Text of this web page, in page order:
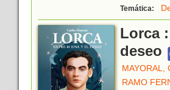
Temática:
Lorca
deseo
MAYORAL,
RAMO